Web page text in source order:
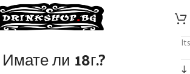
Имате ли 18г.?
Showing all 4 results